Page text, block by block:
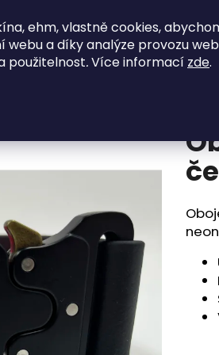
ehm, vlastně cookies,
webu a díky analýze provozu
použitelnost.Více informací zde.
SkladOFFky
Doporučujeme